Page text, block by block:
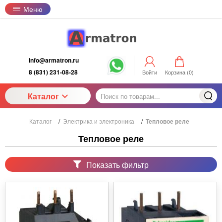
Меню
info@armatron.ru
8 (831) 231-08-28
Войти Корзина (0)
Каталог
Каталог / Электрика и электроника / Тепловое реле
Тепловое реле
Показать фильтр